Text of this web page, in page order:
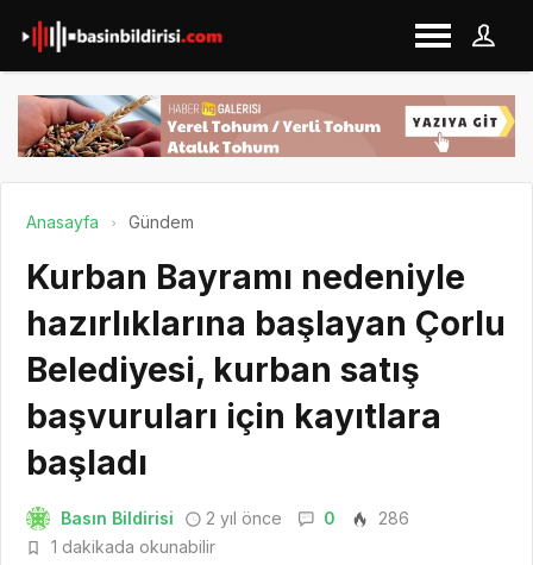
Anasayfa Gündem
Kurban Bayramı nedeniyle
hazırlıklarına başlayan Çorlu
Belediyesi, kurban satış
başvuruları için kayıtlara
başladı
Basın Bildirisi 2 yıl önce 0
286
1 dakikada okunabilir